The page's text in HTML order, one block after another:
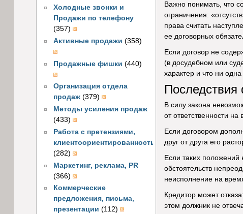
Холодные звонки и
Продажи по телефону
(357)
Активные продажи (358)
Продажные фишки (440)
Организация отдела
продаж (379)
Методы усиления продаж
(433)
Работа с претензиями,
клиентоориентированность
(282)
Маркетинг, реклама, PR
(366)
Коммерческие
предложения, письма,
презентации (112)
Важно понимать, что
ограничения:
права считать
ее договорных
Если договор не
(в досудебном или
характер и что ни
В силу закона
от ответственности
Если договором
друг от друга его
Если таких положений
обстоятельств
неисполнение на
Кредитор может
этом должник не